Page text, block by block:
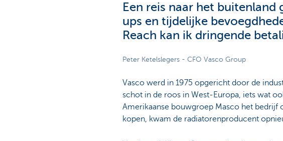
Een reis naar het
ups en tijdelijke
Reach kan ik dringende
Peter Ketelslegers - CFO Vasco Group
Vasco werd in 1975 opgericht door de
schot in de roos in West-Europa, iets wat
Amerikaanse bouwgroep Masco het bedrijf
kopen, kwam de radiatorenproducent